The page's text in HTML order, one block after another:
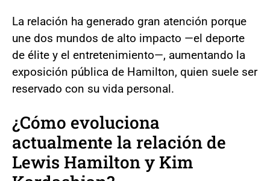
La relación ha generado gran atención porque
une dos mundos de alto impacto —el deporte
de élite y el entretenimiento—, aumentando la
exposición pública de Hamilton, quien suele ser
reservado con su vida personal.
¿Cómo evoluciona
actualmente la relación de
Lewis Hamilton y Kim